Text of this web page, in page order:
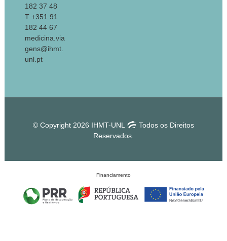
182 37 48
T +351 91
182 44 67
medicina.via
gens@ihmt.
unl.pt
© Copyright 2026 IHMT-UNL
Todos os Direitos
Reservados.
Financiamento